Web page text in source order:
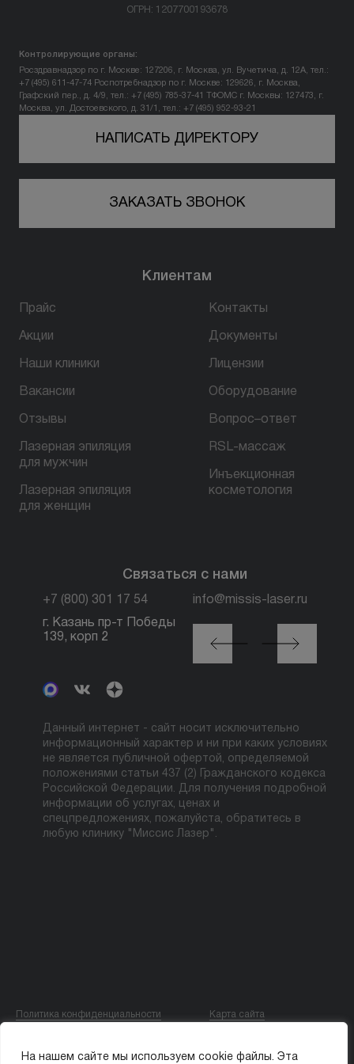
На нашем сайте мы используем cookie файлы. Эта
Контакты
+7 (800) 301 17 54
ул. пр-т Победы, д. 139, корп 2
БЕСПЛАТНАЯ КОНСУЛЬТАЦИЯ
ОГРН: 1207700193678
Контролирующие органы:
Росздравнадзор по г. Москве: 127206, г. Москва, ул. Вучетича, д. 12А, тел.:
+7 (495) 611-47-74 Роспотребнадзор по г. Москве: 129626, г. Москва,
Графский пер., д. 4/9, тел.: +7 (495) 785-37-41
ТФОМС г. Москвы: 127473, г.
Москва, ул. Достоевского, д. 31/1, тел.: +7 (495) 952-93-21
НАПИСАТЬ ДИРЕКТОРУ
ЗАКАЗАТЬ ЗВОНОК
Клиентам
Прайс
Акции
Наши клиники
Вакансии
Отзывы
Лазерная эпиляция
для мужчин
Лазерная эпиляция
для женщин
Контакты
Документы
Лицензии
Оборудование
Вопрос–ответ
RSL-массаж
Инъекционная
косметология
Связаться с нами
+7 (800) 301 17 54 info@missis-laser.ru
г. Казань пр-т Победы
139, корп 2
г. Москва м. Трубная,
ул. Петровка, 26, стр.
Данный интернет - сайт носит исключительно
информационный характер и ни при каких условиях
не является публичной офертой, определяемой
положениями статьи 437 (2) Гражданского кодекса
Российской Федерации. Для получения подробной
информации об услугах, ценах и
спецпредложениях, пожалуйста, обратитесь в
любую клинику "Миссис Лазер".
Политика конфиденциальности Карта сайта